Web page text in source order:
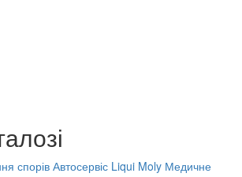
спорів Автосервіс Liqui Moly Медичне